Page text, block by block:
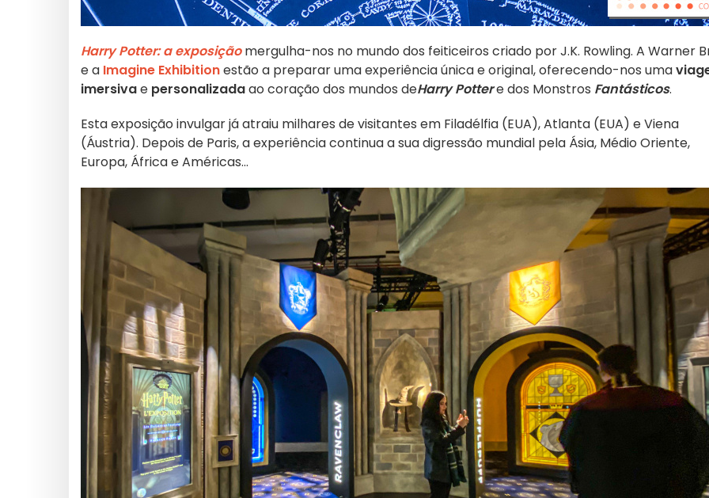
Harry Potter: a exposiçãomergulha-nos no mundo dos feiticeiros criado por J.K. Rowling. A Warner
e a Imagine Exhibitionestão a preparar uma experiência única e original, oferecendo-nos uma
imersivae personalizadaao coração dos mundos deHarry Pottere dos Monstros Fantásticos.
Esta exposição invulgar já atraiu milhares de visitantes em Filadélfia (EUA), Atlanta (EUA) e Viena
(Áustria). Depois de Paris, a experiência continua a sua digressão mundial pela Ásia, Médio Oriente,
Europa, África e Américas...